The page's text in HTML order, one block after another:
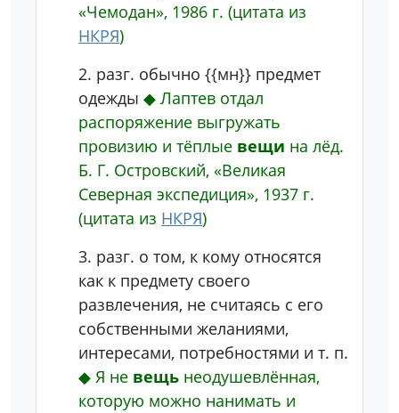
«Чемодан», 1986 г. (цитата из
НКРЯ)
2. разг. обычно {{мн}} предмет
одежды ◆ Лаптев отдал
распоряжение выгружать
провизию и тёплые вещи на лёд.
Б. Г. Островский, «Великая
Северная экспедиция», 1937 г.
(цитата из НКРЯ)
3. разг. о том, к кому относятся
как к предмету своего
развлечения, не считаясь с его
собственными желаниями,
интересами, потребностями и т. п.
◆ Я не вещь неодушевлённая,
которую можно нанимать и